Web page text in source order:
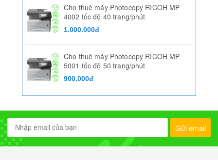
Cho thuê máy Photocopy RICOH MP
4002 tốc độ 40 trang/phút
1.000.000đ
Cho thuê máy Photocopy RICOH MP
5001 tốc độ 50 trang/phút
900.000đ
Gửi email